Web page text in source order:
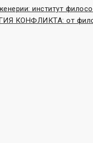
институт
КОНФЛИКТА: от